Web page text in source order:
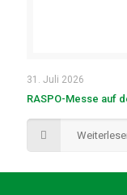
31. Juli 2026
RASPO-Messe auf